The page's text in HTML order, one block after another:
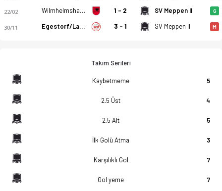
22/02 Wilmhelmshaven 1 - 2 SV Meppen II G
30/11 Egestorf/Langreder 3 - 1 SV Meppen II M
Takım Serileri
Kaybetmeme 5
2.5 Üst 4
2.5 Alt 5
İlk Golü Atma 3
Karşılıklı Gol 7
Gol yeme 7